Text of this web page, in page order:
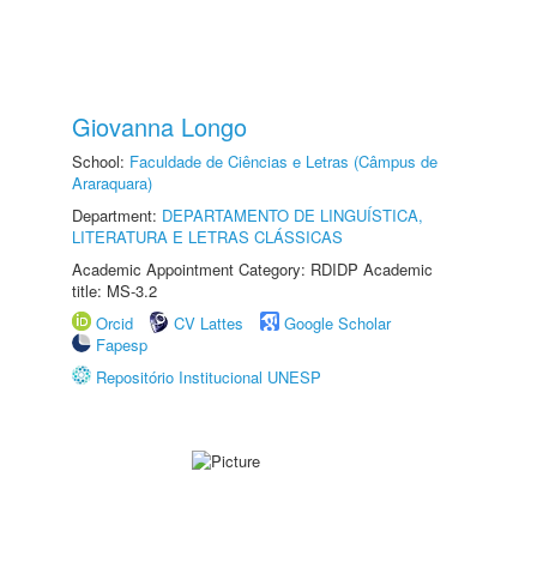
Giovanna Longo
School: Faculdade de Ciências e Letras (Câmpus de
Araraquara)
Department: DEPARTAMENTO DE LINGUÍSTICA,
LITERATURA E LETRAS CLÁSSICAS
Academic Appointment Category: RDIDP Academic
title: MS-3.2
Orcid
CV Lattes
Google Scholar
Fapesp
Repositório Institucional UNESP